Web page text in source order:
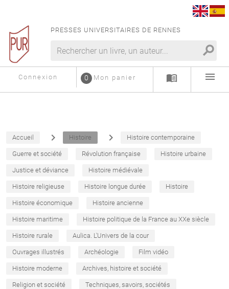
PRESSES UNIVERSITAIRES DE RENNES
search
Connexion Mon panier
0 menu_book menu
Accueil navigate_next Histoire navigate_next Histoire contemporaine
Guerre et société Révolution française Histoire urbaine
Justice et déviance Histoire médiévale
Histoire religieuse Histoire longue durée Histoire
Histoire économique Histoire ancienne
Histoire maritime Histoire politique de la France au XXe siècle
Histoire rurale Aulica. L'Univers de la cour
Ouvrages illustrés Archéologie Film vidéo
Histoire moderne Archives, histoire et société
Religion et société Techniques, savoirs, sociétés